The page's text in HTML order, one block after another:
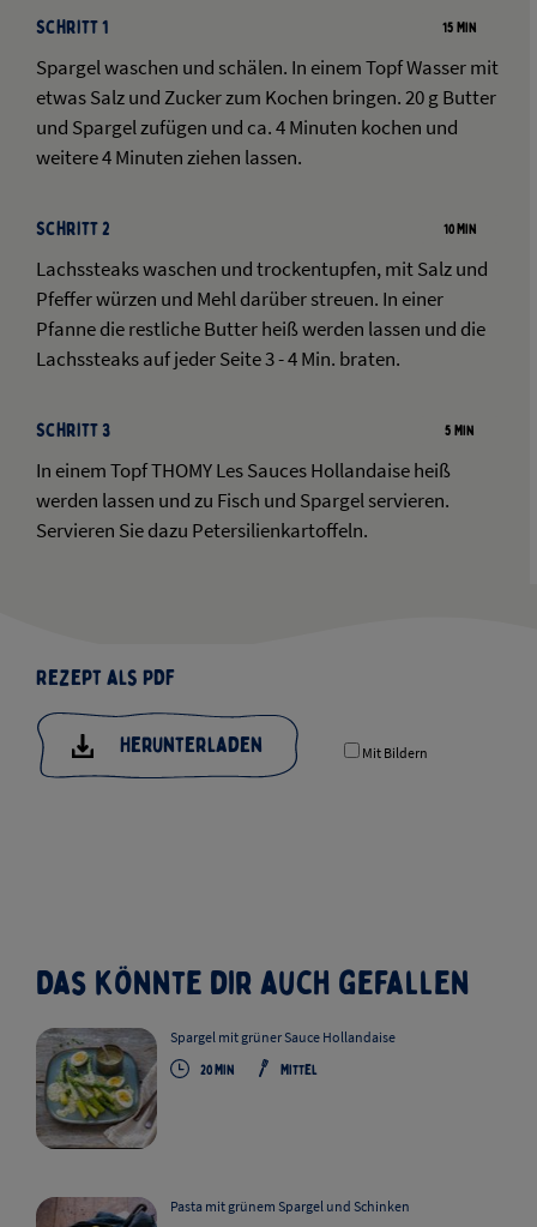
Schritt 1 15 Min
Spargel waschen und schälen. In einem Topf Wasser mit
etwas Salz und Zucker zum Kochen bringen. 20 g Butter
und Spargel zufügen und ca. 4 Minuten kochen und
weitere 4 Minuten ziehen lassen.
Schritt 2 10 Min
Lachssteaks waschen und trockentupfen, mit Salz und
Pfeffer würzen und Mehl darüber streuen. In einer
Pfanne die restliche Butter heiß werden lassen und die
Lachssteaks auf jeder Seite 3 - 4 Min. braten.
Schritt 3 5 Min
In einem Topf THOMY Les Sauces Hollandaise heiß
werden lassen und zu Fisch und Spargel servieren.
Servieren Sie dazu Petersilienkartoffeln.
Rezept als PDF
Herunterladen Mit Bildern
Das könnte dir auch gefallen
Spargel mit grüner Sauce Hollandaise
20Min Mittel
Pasta mit grünem Spargel und Schinken